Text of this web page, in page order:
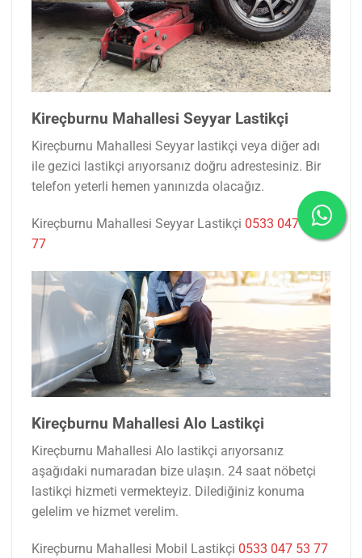
Kireçburnu Mahallesi Seyyar Lastikçi
Kireçburnu Mahallesi Seyyar lastikçi veya diğer adı
ile gezici lastikçi arıyorsanız doğru adrestesiniz. Bir
telefon yeterli hemen yanınızda olacağız.
Kireçburnu Mahallesi Seyyar Lastikçi 0533 047 53
77
Kireçburnu Mahallesi Alo Lastikçi
Kireçburnu Mahallesi Alo lastikçi arıyorsanız
aşağıdaki numaradan bize ulaşın. 24 saat nöbetçi
lastikçi hizmeti vermekteyiz. Dilediğiniz konuma
gelelim ve hizmet verelim.
Kireçburnu Mahallesi Mobil Lastikçi 0533 047 53 77